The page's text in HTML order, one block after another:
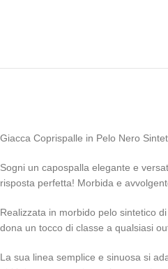
Giacca Coprispalle in Pelo Nero
Sogni un capospalla elegante e
risposta perfetta! Morbida e
Realizzata in morbido pelo sintetico
dona un tocco di classe a qualsiasi
La sua linea semplice e sinuosa si